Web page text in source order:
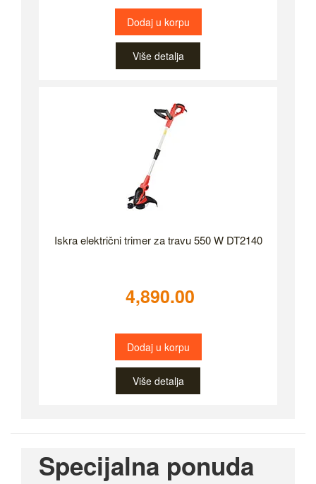
Dodaj u korpu
Više detalja
Iskra električni trimer za travu 550 W DT2140
4,890.00
Dodaj u korpu
Više detalja
Specijalna ponuda